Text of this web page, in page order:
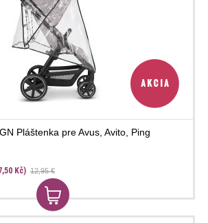
Pláštenka pre Avus, Avito, Ping
Kč) 12,95 €